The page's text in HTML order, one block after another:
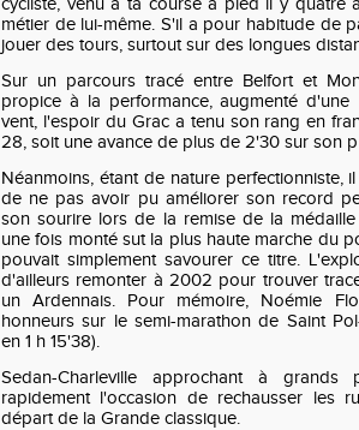
cycliste, venu à ta course à pied il y quatre
métier de lui-même. S'il a pour habitude de
jouer des tours, surtout sur des longues
Sur un parcours tracé entre Belfort et
propice à la performance, augmenté d'une
vent, l'espoir du Grac a tenu son rang en
28, soit une avance de plus de 2'30 sur son
Néanmoins, étant de nature perfectionniste,
de ne pas avoir pu améliorer son record
son sourire lors de la remise de la
une fois monté sut la plus haute marche du
pouvait simplement savourer ce titre.
d'ailleurs remonter à 2002 pour trouver
un Ardennais. Pour mémoire, Noémie
honneurs sur le semi-marathon de Saint
en 1 h 15'38).
Sedan-Charleville approchant à
rapidement l'occasion de rechausser les
départ de la Grande classique.